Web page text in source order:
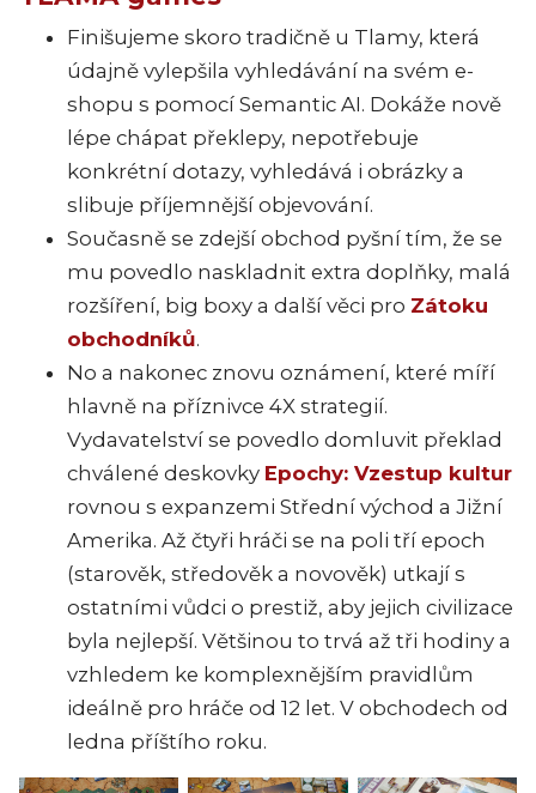
Finišujeme skoro tradičně u Tlamy, která
údajně vylepšila vyhledávání na svém e-
shopu s pomocí Semantic AI. Dokáže nově
lépe chápat překlepy, nepotřebuje
konkrétní dotazy, vyhledává i obrázky a
slibuje příjemnější objevování.
Současně se zdejší obchod pyšní tím, že se
mu povedlo naskladnit extra doplňky, malá
rozšíření, big boxy a další věci pro Zátoku
obchodníků.
No a nakonec znovu oznámení, které míří
hlavně na příznivce 4X strategií.
Vydavatelství se povedlo domluvit překlad
chválené deskovky Epochy: Vzestup kultur
rovnou s expanzemi Střední východ a Jižní
Amerika. Až čtyři hráči se na poli tří epoch
(starověk, středověk a novověk) utkají s
ostatními vůdci o prestiž, aby jejich civilizace
byla nejlepší. Většinou to trvá až tři hodiny a
vzhledem ke komplexnějším pravidlům
ideálně pro hráče od 12 let. V obchodech od
ledna příštího roku.